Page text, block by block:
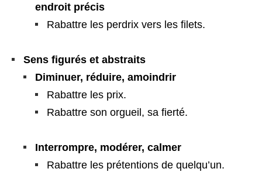
endroit précis
Rabattre les perdrix vers les filets.
Sens figurés et abstraits
Diminuer, réduire, amoindrir
Rabattre les prix.
Rabattre son orgueil, sa fierté.
Interrompre, modérer, calmer
Rabattre les prétentions de quelqu’un.